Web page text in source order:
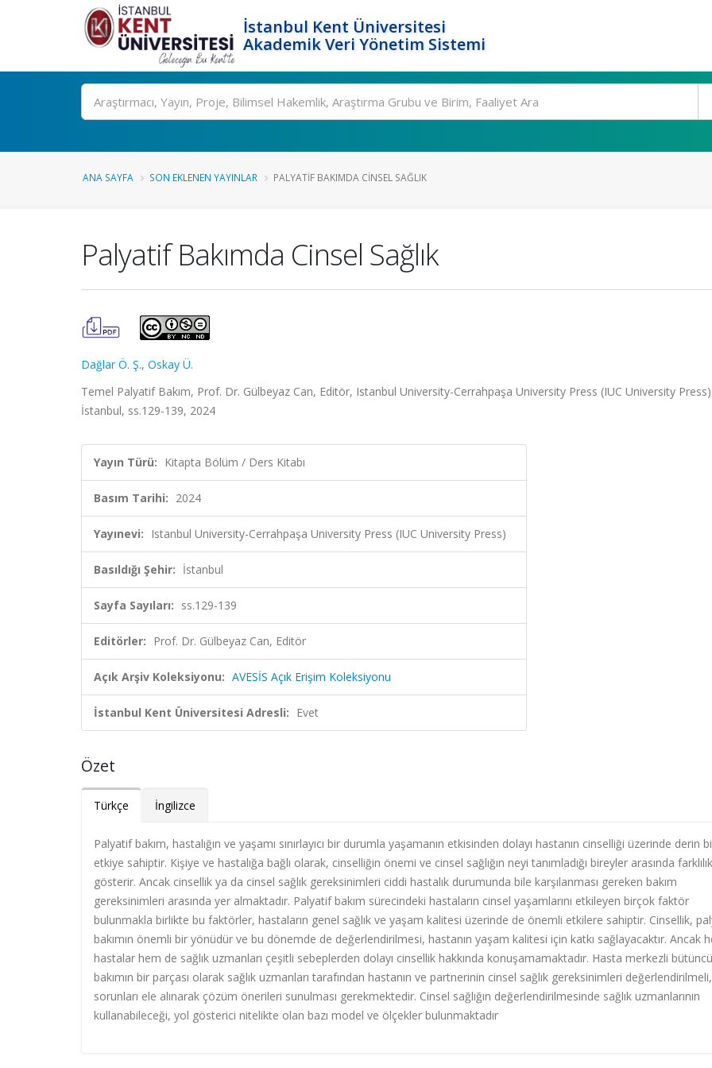
İstanbul Kent Üniversitesi
Akademik Veri Yönetim Sistemi
Ara
ANA SAYFA SON EKLENEN YAYINLAR PALYATIF BAKIMDA CINSEL SAĞLIK
Palyatif Bakımda Cinsel Sağlık
Dağlar Ö. Ş., Oskay Ü.
Temel Palyatif Bakım, Prof. Dr. Gülbeyaz Can, Editör, Istanbul University-Cerrahpaşa University Press (IUC University
İstanbul, ss.129-139, 2024
Yayın Türü: Kitapta Bölüm / Ders Kitabı
Basım Tarihi: 2024
Yayınevi: Istanbul University-Cerrahpaşa University Press (IUC University Press)
Basıldığı Şehir: İstanbul
Sayfa Sayıları: ss.129-139
Editörler: Prof. Dr. Gülbeyaz Can, Editör
Açık Arşiv Koleksiyonu: AVESİS Açık Erişim Koleksiyonu
İstanbul Kent Üniversitesi Adresli: Evet
Özet
Türkçe İngilizce
Palyatif bakım, hastalığın ve yaşamı sınırlayıcı bir durumla yaşamanın etkisinden dolayı hastanın cinselliği üzerinde derin
etkiye sahiptir. Kişiye ve hastalığa bağlı olarak, cinselliğin önemi ve cinsel sağlığın neyi tanımladığı bireyler arasında farklılık
gösterir. Ancak cinsellik ya da cinsel sağlık gereksinimleri ciddi hastalık durumunda bile karşılanması gereken bakım
gereksinimleri arasında yer almaktadır. Palyatif bakım sürecindeki hastaların cinsel yaşamlarını etkileyen birçok faktör
bulunmakla birlikte bu faktörler, hastaların genel sağlık ve yaşam kalitesi üzerinde de önemli etkilere sahiptir. Cinsellik,
bakımın önemli bir yönüdür ve bu dönemde de değerlendirilmesi, hastanın yaşam kalitesi için katkı sağlayacaktır. Ancak
hastalar hem de sağlık uzmanları çeşitli sebeplerden dolayı cinsellik hakkında konuşamamaktadır. Hasta merkezli
bakımın bir parçası olarak sağlık uzmanları tarafından hastanın ve partnerinin cinsel sağlık gereksinimleri değerlendirilmeli,
sorunları ele alınarak çözüm önerileri sunulması gerekmektedir. Cinsel sağlığın değerlendirilmesinde sağlık uzmanlarının
kullanabileceği, yol gösterici nitelikte olan bazı model ve ölçekler bulunmaktadır